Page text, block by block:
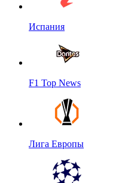
Испания
F1 Top News
Лига Европы